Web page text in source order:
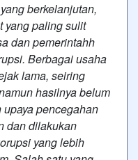
berkelanjutan,
yang paling sulit
dan pemerintahh
Berbagai usaha
lama, seiring
hasilnya belum
pencegahan
dan dilakukan
yang lebih